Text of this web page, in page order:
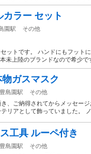
ラー セット
園駅
その他
ットです。 ハンドにもフット
未上陸のブランドなので希少で
物ガスマスク
豊島園駅
その他
、ご納得されてからメッセー
リアとして飾っていました。
工具 ルーペ付き
豊島園駅
その他